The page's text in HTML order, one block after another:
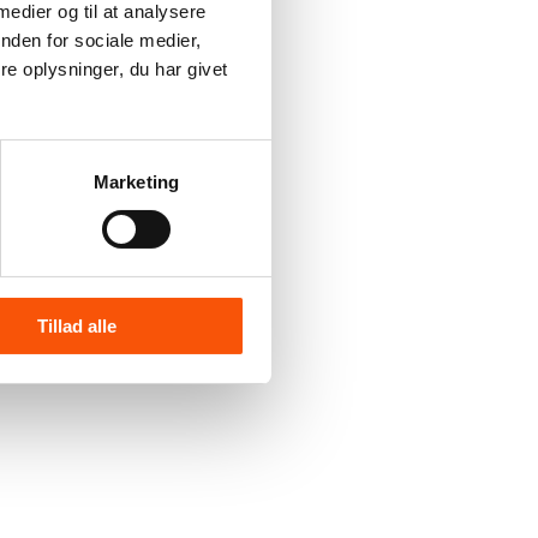
og til at analysere
for sociale medier,
oplysninger, du har givet
Marketing
Tillad alle